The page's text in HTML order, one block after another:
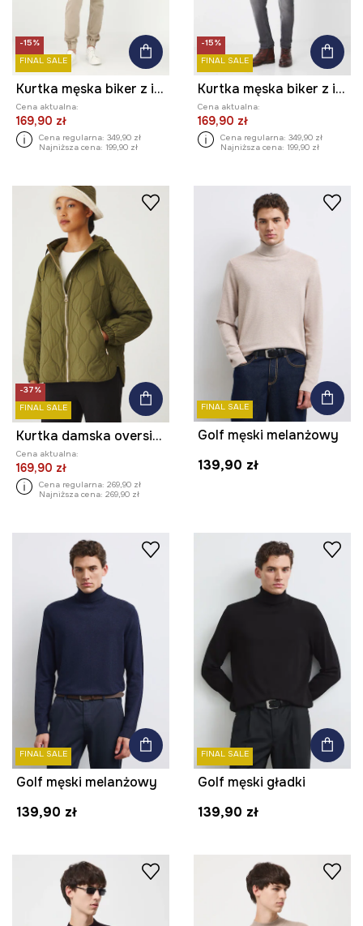
-15%
FINAL SALE
Kurtka męska biker z imitacji zamszu kolor beżowy
Cena aktualna:
169,90 zł
Cena regularna: 349,90 zł
Najniższa cena: 199,90 zł
-15%
FINAL SALE
Kurtka męska biker z imitacji zamszu kolor zielony
Cena aktualna:
169,90 zł
Cena regularna: 349,90 zł
Najniższa cena: 199,90 zł
-37%
FINAL SALE
Kurtka damska oversize pikowana kolor zielony
Cena aktualna:
169,90 zł
Cena regularna: 269,90 zł
Najniższa cena: 269,90 zł
FINAL SALE
Golf męski melanżowy
139,90 zł
FINAL SALE
Golf męski melanżowy
139,90 zł
FINAL SALE
Golf męski gładki
139,90 zł